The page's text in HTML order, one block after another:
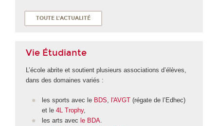
TOUTE L'ACTUALITÉ
Vie Étudiante
L’école abrite et soutient plusieurs associations d’élèves,
dans des domaines variés :
les sports avec le BDS l'AVGT(régate de l’Edhec)
et le 4L Trophy,
les arts avec le BDA.